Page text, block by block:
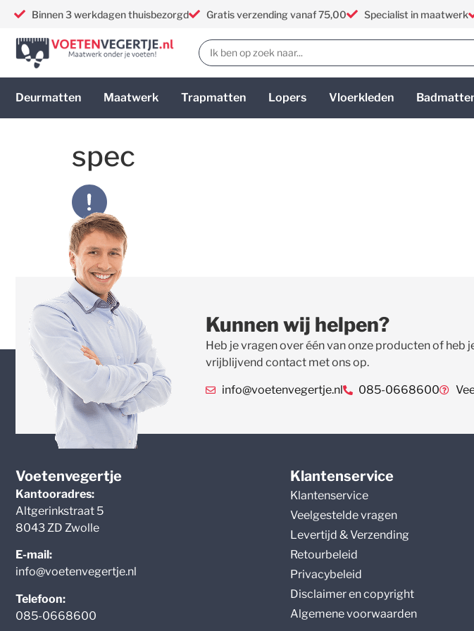
Binnen 3 werkdagen thuisbezorgd Gratis verzending vanaf 75,00 Specialist in maatwerk
Deurmatten Maatwerk Trapmatten Lopers Vloerkleden
spec
Kunnen wij helpen?
Heb je vragen over één van onze producten of heb
vrijblijvend contact met ons op.
info@voetenvegertje.nl 085-0668600
Voetenvegertje
Kantooradres:
Altgerinkstraat 5
8043 ZD Zwolle
E-mail:
info@voetenvegertje.nl
Telefoon:
085-0668600
Klantenservice
Klantenservice
Veelgestelde vragen
Levertijd & Verzending
Retourbeleid
Privacybeleid
Disclaimer en copyright
Algemene voorwaarden